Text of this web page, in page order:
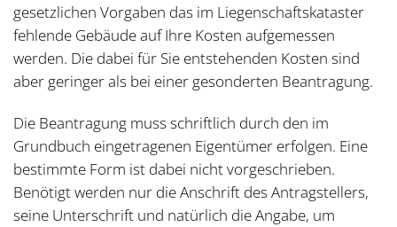
gesetzlichen Vorgaben das im Liegenschaftskataster
fehlende Gebäude auf Ihre Kosten aufgemessen
werden. Die dabei für Sie entstehenden Kosten sind
aber geringer als bei einer gesonderten Beantragung.
Die Beantragung muss schriftlich durch den im
Grundbuch eingetragenen Eigentümer erfolgen. Eine
bestimmte Form ist dabei nicht vorgeschrieben.
Benötigt werden nur die Anschrift des Antragstellers,
seine Unterschrift und natürlich die Angabe, um